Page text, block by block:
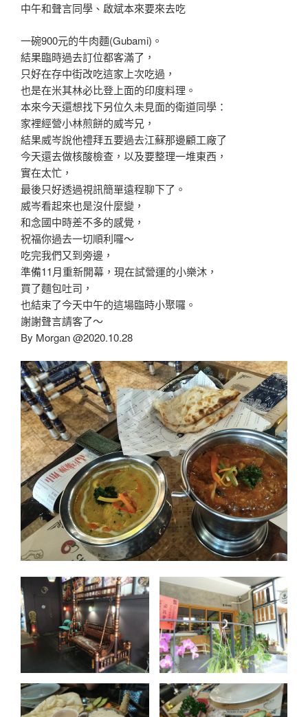
中午和聲言同學、啟斌本來要來去吃
一碗900元的牛肉麵(Gubami)。
結果臨時過去訂位都客滿了，
只好在存中街改吃這家上次吃過，
也是在米其林必比登上面的印度料理。
本來今天還想找下另位久未見面的衛道同學：
家裡經營小林煎餅的威岑兄，
結果威岑說他禮拜五要過去江蘇那邊顧工廠了
今天還去做核酸檢查，以及要整理一堆東西，
實在太忙，
最後只好透過視訊簡單遠程聊下了。
威岑看起來也是沒什麼變，
和念國中時差不多的感覺，
祝福你過去一切順利囉～
吃完我們又到旁邊，
準備11月重新開幕，現在試營運的小樂沐，
買了麵包吐司，
也結束了今天中午的這場臨時小聚囉。
謝謝聲言請客了～
By Morgan @2020.10.28